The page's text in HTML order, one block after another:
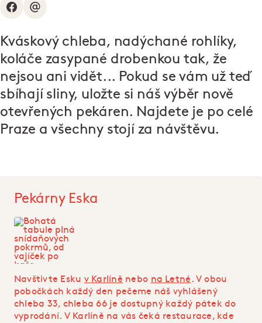
Kváskový chleba, nadýchané rohlíky,
koláče zasypané drobenkou tak, že
nejsou ani vidět... Pokud se vám už teď
sbíhají sliny, uložte si náš výběr nově
otevřených pekáren. Najdete je po celé
Praze a všechny stojí za návštěvu.
Pekárny Eska
Navštivte Esku v Karlíně nebo na Letné . V obou
pobočkách každý den pečeme náš vyhlášený
chleba 33, chleba 66 je dostupný každý pátek do
vyprodání. V Karlíně na vás čeká restaurace, kde